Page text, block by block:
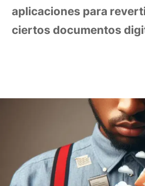
aplicaciones para
ciertos documentos